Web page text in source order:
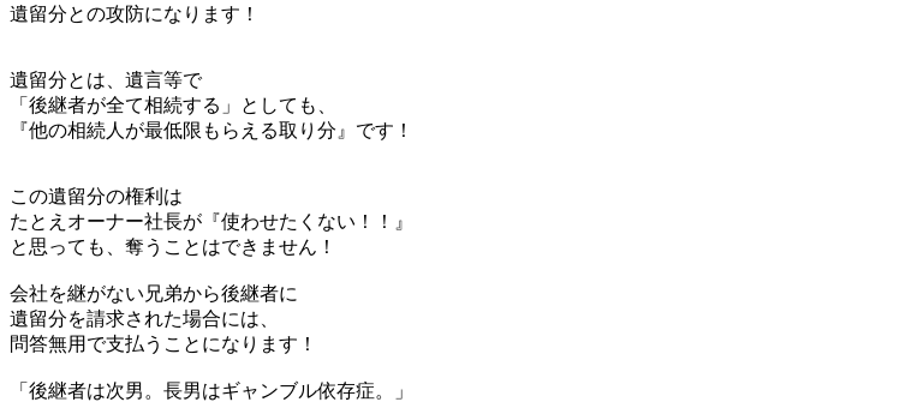
遺留分との攻防になります！
遺留分とは、遺言等で
「後継者が全て相続する」としても、
『他の相続人が最低限もらえる取り分』です！
この遺留分の権利は
たとえオーナー社長が『使わせたくない！！』
と思っても、奪うことはできません！
会社を継がない兄弟から後継者に
遺留分を請求された場合には、
問答無用で支払うことになります！
「後継者は次男。長男はギャンブル依存症。」